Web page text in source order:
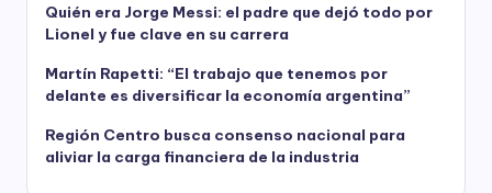
Quién era Jorge Messi: el padre que dejó todo por
Lionel y fue clave en su carrera
Martín Rapetti: “El trabajo que tenemos por
delante es diversificar la economía argentina”
Región Centro busca consenso nacional para
aliviar la carga financiera de la industria